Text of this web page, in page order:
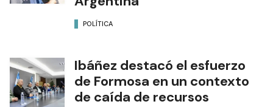
POLÍTICA
Ibáñez destacó el esfuerzo
de Formosa en un contexto
de caída de recursos